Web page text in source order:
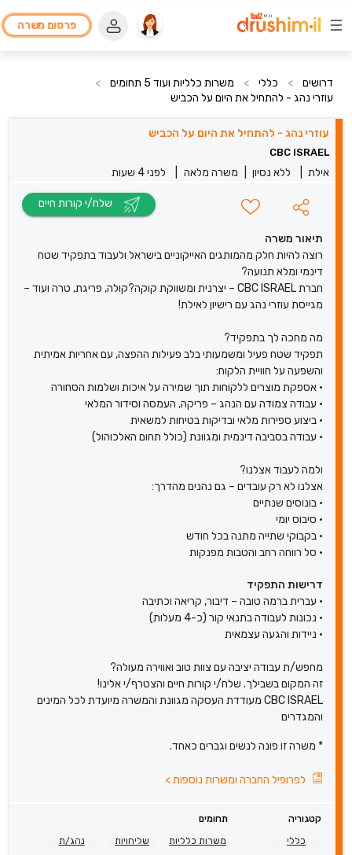
פרסום משרה
דרושים > כללי > משרות כלליות ועוד 5 תחומים
>
עוזרי נהג - להתחיל את היום על הכביש
עוזרי נהג - להתחיל את היום על הכביש
CBC ISRAEL
אילת ללא נסיון משרה מלאה לפני 4 שעות
תיאור משרה
רוצה להיות חלק מהמותגים האייקוניים בישראל ולעבוד בתפקיד שטח
דינמי ומלא תנועה?
חברת CBC ISRAEL – יצרנית ומשווקת קוקה?קולה, פריגת, טרה ועוד –
מגייסת עוזרי נהג עם רישיון לאילת!
מה מחכה לך בתפקיד?
תפקיד שטח פעיל ומשמעותי בלב פעילות ההפצה, עם אחריות אמיתית
והשפעה על חוויית הלקוח:
• אספקת מוצרים ללקוחות תוך שמירה על איכות ושלמות הסחורה
• עבודה צמודה עם הנהג – פריקה, העמסה וסידור המלאי
• ביצוע ספירות מלאי ובדיקות בטיחות למשאית
• עבודה בסביבה דינמית ומגוונת (כולל תחום האלכוהול)
ולמה לעבוד אצלנו?
אצלנו לא רק עובדים – גם נהנים מהדרך:
• בונוסים שנתיים
• סיבוס יומי
• בקבוקי שתייה מתנה בכל חודש
• סל רווחה רחב והטבות מפנקות
דרישות התפקיד
• עברית ברמה טובה – דיבור, קריאה וכתיבה
• נכונות לעבודה בתנאי קור (כ-4 מעלות)
• ניידות והגעה עצמאית
מחפש/ת עבודה יציבה עם צוות טוב ואווירה מעולה?
זה המקום בשבילך. שלח/י קורות חיים והצטרף/י אלינו!
CBC ISRAEL מעודדת העסקה מגוונת והמשרה מיועדת לכל המינים
והמגדרים
* משרה זו פונה לנשים וגברים כאחד.
לפרופיל החברה ומשרות נוספות>
קטגוריה
תחומים
כללי
משרות כלליות שליחויות נהג/ת